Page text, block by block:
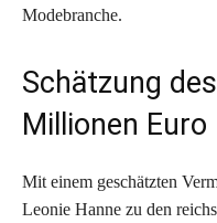
Modebranche.
Schätzung
Millionen Euro
Mit einem geschätzten
Leonie Hanne zu den